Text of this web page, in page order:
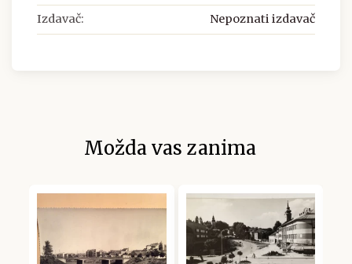
Izdavač: Nepoznati izdavač
Možda vas zanima